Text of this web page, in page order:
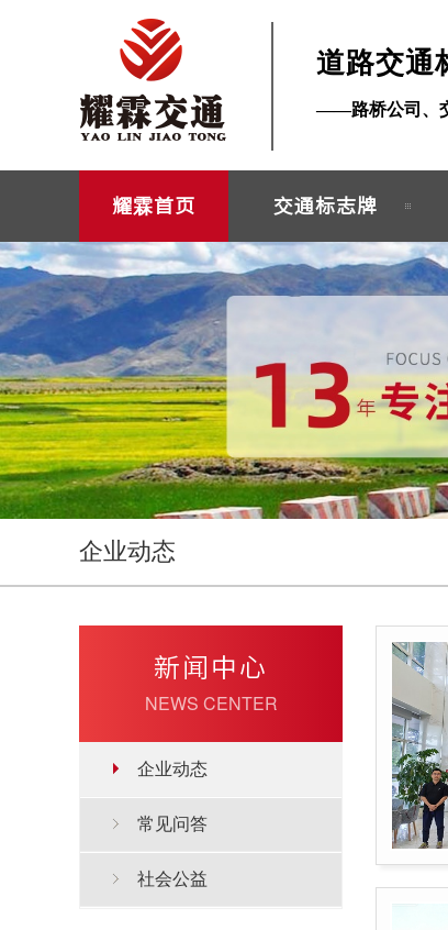
道路交通
——路桥公司、
耀霖首页 交通标志牌
企业动态
新闻中心
NEWS CENTER
企业动态
常见问答
社会公益